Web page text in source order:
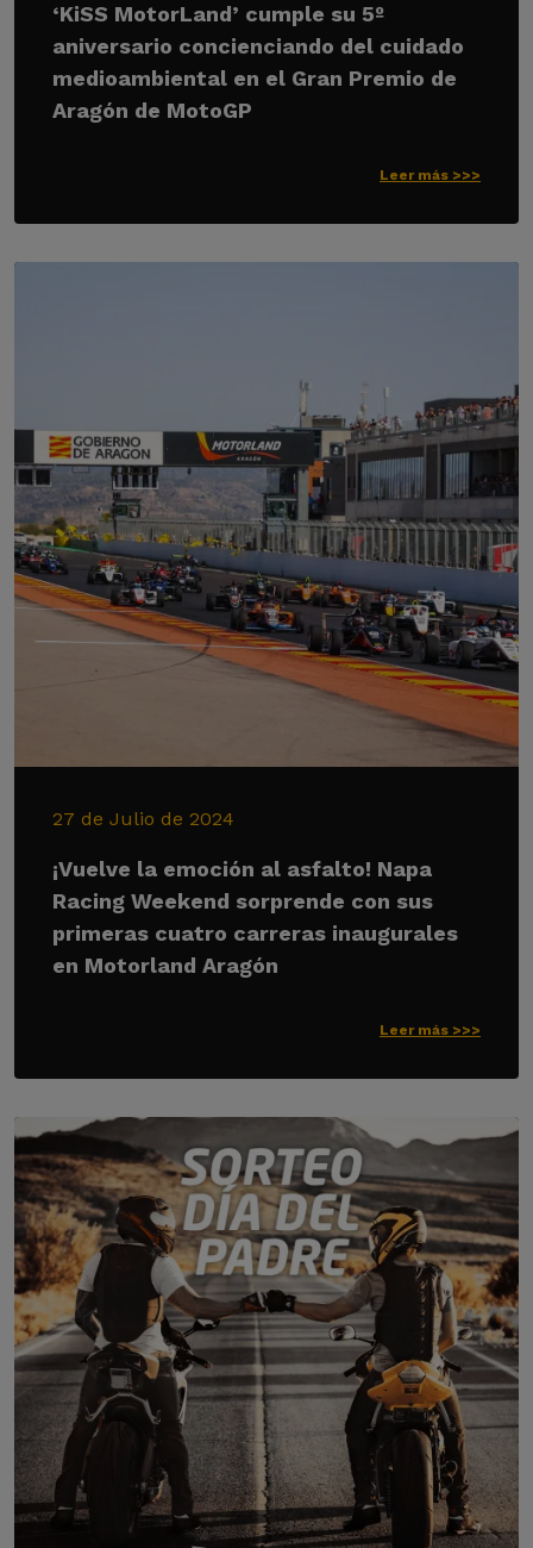
‘KiSS MotorLand’ cumple su 5º
aniversario concienciando del cuidado
medioambiental en el Gran Premio de
Aragón de MotoGP
Leer más >>>
27 de Julio de 2024
¡Vuelve la emoción al asfalto! Napa
Racing Weekend sorprende con sus
primeras cuatro carreras inaugurales
en Motorland Aragón
Leer más >>>